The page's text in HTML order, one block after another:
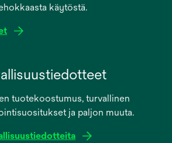
käytöstä.
tuotekoostumus, turvallinen
ja paljon muuta.